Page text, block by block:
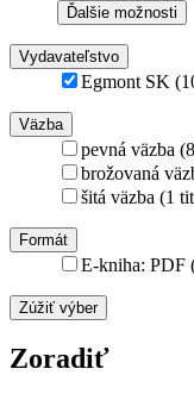
Ďalšie možnosti
Vydavateľstvo
Egmont SK
Väzba
pevná väzba
brožovaná
šitá väzba (1
Formát
E-kniha: PDF
Zúžiť výber
Zoradiť